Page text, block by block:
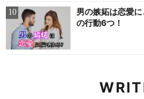
男の嫉妬は恋愛
の行動6つ！